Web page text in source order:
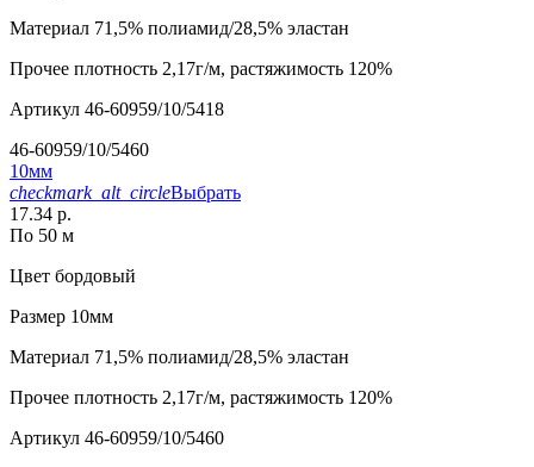
Материал 71,5% полиамид/28,5% эластан
Прочее плотность 2,17г/м, растяжимость 120%
Артикул 46-60959/10/5418
46-60959/10/5460
10мм
checkmark_alt_circleВыбрать
17.34 р.
По 50 м
Цвет бордовый
Размер 10мм
Материал 71,5% полиамид/28,5% эластан
Прочее плотность 2,17г/м, растяжимость 120%
Артикул 46-60959/10/5460